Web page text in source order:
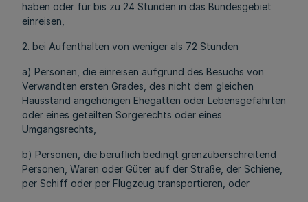
haben oder für bis zu 24 Stunden in das Bundesgebiet
einreisen,
2. bei Aufenthalten von weniger als 72 Stunden
a) Personen, die einreisen aufgrund des Besuchs von
Verwandten ersten Grades, des nicht dem gleichen
Hausstand angehörigen Ehegatten oder Lebensgefährten
oder eines geteilten Sorgerechts oder eines
Umgangsrechts,
b) Personen, die beruflich bedingt grenzüberschreitend
Personen, Waren oder Güter auf der Straße, der Schiene,
per Schiff oder per Flugzeug transportieren, oder